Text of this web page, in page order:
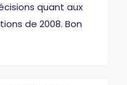
quant aux
de 2008. Bon